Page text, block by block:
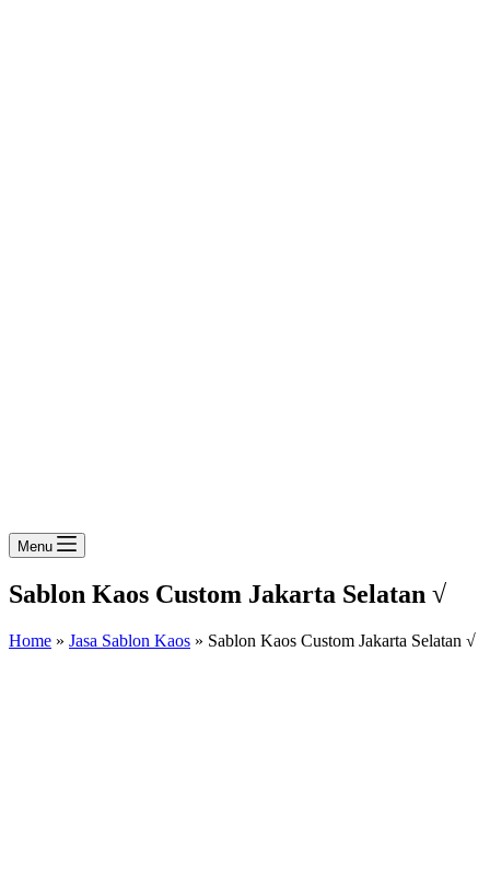
Menu
Sablon Kaos Custom Jakarta Selatan √
Home » Jasa Sablon Kaos » Sablon Kaos Custom Jakarta Selatan √